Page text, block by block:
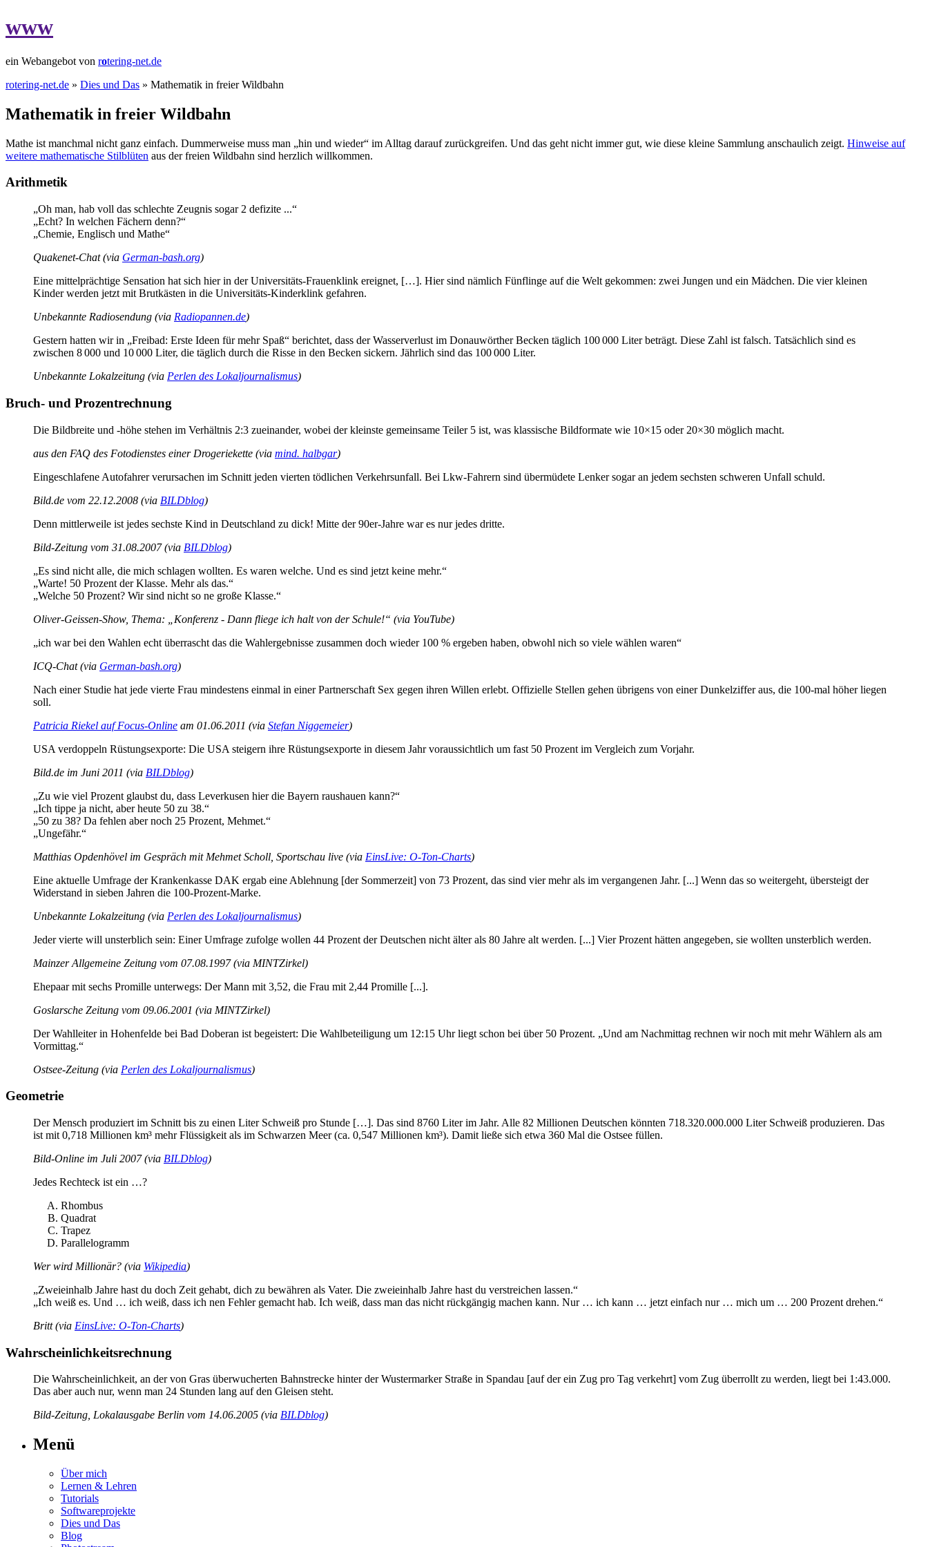
www
ein Webangebot von rotering-net.de
rotering-net.de » Dies und Das » Mathematik in freier Wildbahn
Mathematik in freier Wildbahn
Mathe ist manchmal nicht ganz einfach. Dummerweise muss man „hin und wieder“ im Alltag darauf zurückgreifen. Und das geht nicht immer gut, wie diese kleine Sammlung anschaulich zeigt. Hinweise auf
weitere mathematische Stilblüten aus der freien Wildbahn sind herzlich willkommen.
Arithmetik
„Oh man, hab voll das schlechte Zeugnis sogar 2 defizite ...“
„Echt? In welchen Fächern denn?“
„Chemie, Englisch und Mathe“
Quakenet-Chat (via German-bash.org)
Eine mittelprächtige Sensation hat sich hier in der Universitäts-Frauenklink ereignet, […]. Hier sind nämlich Fünflinge auf die Welt gekommen: zwei Jungen und ein Mädchen. Die vier kleinen
Kinder werden jetzt mit Brutkästen in die Universitäts-Kinderklink gefahren.
Unbekannte Radiosendung (via Radiopannen.de)
Gestern hatten wir in „Freibad: Erste Ideen für mehr Spaß“ berichtet, dass der Wasserverlust im Donauwörther Becken täglich 100 000 Liter beträgt. Diese Zahl ist falsch. Tatsächlich sind es
zwischen 8 000 und 10 000 Liter, die täglich durch die Risse in den Becken sickern. Jährlich sind das 100 000 Liter.
Unbekannte Lokalzeitung (via Perlen des Lokaljournalismus)
Bruch- und Prozentrechnung
Die Bildbreite und -höhe stehen im Verhältnis 2:3 zueinander, wobei der kleinste gemeinsame Teiler 5 ist, was klassische Bildformate wie 10×15 oder 20×30 möglich macht.
aus den FAQ des Fotodienstes einer Drogeriekette (via mind. halbgar)
Eingeschlafene Autofahrer verursachen im Schnitt jeden vierten tödlichen Verkehrsunfall. Bei Lkw-Fahrern sind übermüdete Lenker sogar an jedem sechsten schweren Unfall schuld.
Bild.de vom 22.12.2008 (via BILDblog)
Denn mittlerweile ist jedes sechste Kind in Deutschland zu dick! Mitte der 90er-Jahre war es nur jedes dritte.
Bild-Zeitung vom 31.08.2007 (via BILDblog)
„Es sind nicht alle, die mich schlagen wollten. Es waren welche. Und es sind jetzt keine mehr.“
„Warte! 50 Prozent der Klasse. Mehr als das.“
„Welche 50 Prozent? Wir sind nicht so ne große Klasse.“
Oliver-Geissen-Show, Thema: „Konferenz - Dann fliege ich halt von der Schule!“ (via YouTube)
„ich war bei den Wahlen echt überrascht das die Wahlergebnisse zusammen doch wieder 100 % ergeben haben, obwohl nich so viele wählen waren“
ICQ-Chat (via German-bash.org)
Nach einer Studie hat jede vierte Frau mindestens einmal in einer Partnerschaft Sex gegen ihren Willen erlebt. Offizielle Stellen gehen übrigens von einer Dunkelziffer aus, die 100-mal höher liegen
soll.
Patricia Riekel auf Focus-Online am 01.06.2011 (via Stefan Niggemeier)
USA verdoppeln Rüstungsexporte: Die USA steigern ihre Rüstungsexporte in diesem Jahr voraussichtlich um fast 50 Prozent im Vergleich zum Vorjahr.
Bild.de im Juni 2011 (via BILDblog)
„Zu wie viel Prozent glaubst du, dass Leverkusen hier die Bayern raushauen kann?“
„Ich tippe ja nicht, aber heute 50 zu 38.“
„50 zu 38? Da fehlen aber noch 25 Prozent, Mehmet.“
„Ungefähr.“
Matthias Opdenhövel im Gespräch mit Mehmet Scholl, Sportschau live (via EinsLive: O-Ton-Charts)
Eine aktuelle Umfrage der Krankenkasse DAK ergab eine Ablehnung [der Sommerzeit] von 73 Prozent, das sind vier mehr als im vergangenen Jahr. [...] Wenn das so weitergeht, übersteigt der
Widerstand in sieben Jahren die 100-Prozent-Marke.
Unbekannte Lokalzeitung (via Perlen des Lokaljournalismus)
Jeder vierte will unsterblich sein: Einer Umfrage zufolge wollen 44 Prozent der Deutschen nicht älter als 80 Jahre alt werden. [...] Vier Prozent hätten angegeben, sie wollten unsterblich werden.
Mainzer Allgemeine Zeitung vom 07.08.1997 (via MINTZirkel)
Ehepaar mit sechs Promille unterwegs: Der Mann mit 3,52, die Frau mit 2,44 Promille [...].
Goslarsche Zeitung vom 09.06.2001 (via MINTZirkel)
Der Wahlleiter in Hohenfelde bei Bad Doberan ist begeistert: Die Wahlbeteiligung um 12:15 Uhr liegt schon bei über 50 Prozent. „Und am Nachmittag rechnen wir noch mit mehr Wählern als am
Vormittag.“
Ostsee-Zeitung (via Perlen des Lokaljournalismus)
Geometrie
Der Mensch produziert im Schnitt bis zu einen Liter Schweiß pro Stunde […]. Das sind 8760 Liter im Jahr. Alle 82 Millionen Deutschen könnten 718.320.000.000 Liter Schweiß produzieren. Das
ist mit 0,718 Millionen km³ mehr Flüssigkeit als im Schwarzen Meer (ca. 0,547 Millionen km³). Damit ließe sich etwa 360 Mal die Ostsee füllen.
Bild-Online im Juli 2007 (via BILDblog)
Jedes Rechteck ist ein …?
Rhombus
Quadrat
Trapez
Parallelogramm
Wer wird Millionär? (via Wikipedia)
„Zweieinhalb Jahre hast du doch Zeit gehabt, dich zu bewähren als Vater. Die zweieinhalb Jahre hast du verstreichen lassen.“
„Ich weiß es. Und … ich weiß, dass ich nen Fehler gemacht hab. Ich weiß, dass man das nicht rückgängig machen kann. Nur … ich kann … jetzt einfach nur … mich um … 200 Prozent drehen.“
Britt (via EinsLive: O-Ton-Charts)
Wahrscheinlichkeitsrechnung
Die Wahrscheinlichkeit, an der von Gras überwucherten Bahnstrecke hinter der Wustermarker Straße in Spandau [auf der ein Zug pro Tag verkehrt] vom Zug überrollt zu werden, liegt bei 1:43.000.
Das aber auch nur, wenn man 24 Stunden lang auf den Gleisen steht.
Bild-Zeitung, Lokalausgabe Berlin vom 14.06.2005 (via BILDblog)
Menü
Über mich
Lernen & Lehren
Tutorials
Softwareprojekte
Dies und Das
Blog